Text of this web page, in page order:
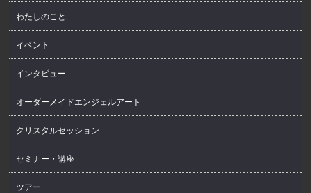
わたしのこと
イベント
インタビュー
オーダーメイドエンジェルアート
クリスタルセッション
セミナー・講座
ツアー